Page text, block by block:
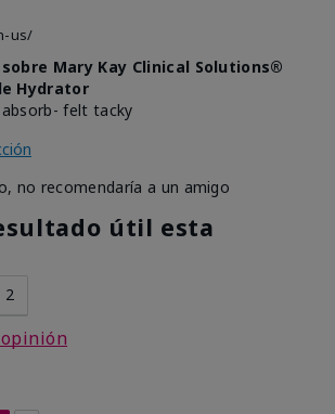
us/
Mary Kay Clinical Solutions®
Hydrator
felt tacky
no recomendaría a un amigo
útil esta
2